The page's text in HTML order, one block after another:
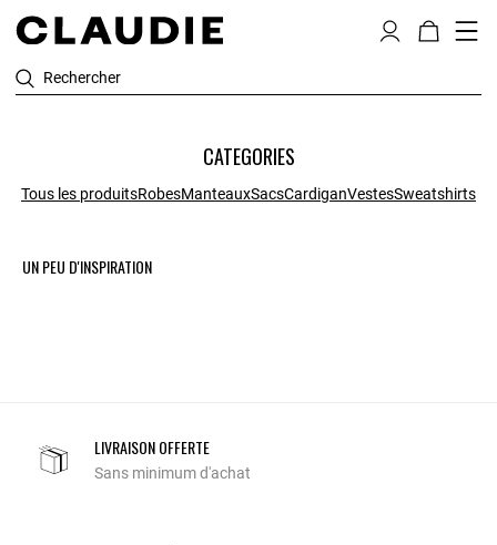
Rechercher
CATEGORIES
Tous les produitsRobesManteauxSacsCardiganVestesSweatshirts
UN PEU D'INSPIRATION
LIVRAISON OFFERTE
Sans minimum d'achat